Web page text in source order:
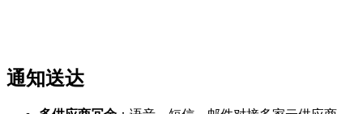
通知送达